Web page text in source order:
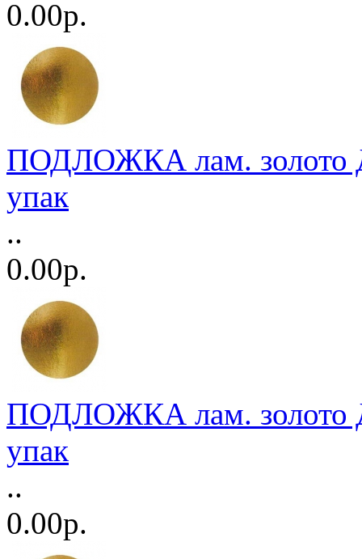
0.00р.
ПОДЛОЖКА лам. золото
упак
..
0.00р.
ПОДЛОЖКА лам. золото
упак
..
0.00р.